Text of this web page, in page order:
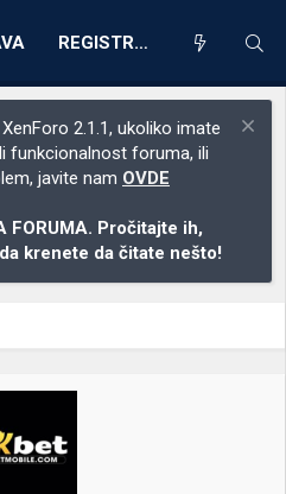
REGISTRACIJA
2.1.1, ukoliko imate
funkcionalnost foruma, ili
javite nam OVDE
FORUMA. Pročitajte ih,
krenete da čitate nešto!